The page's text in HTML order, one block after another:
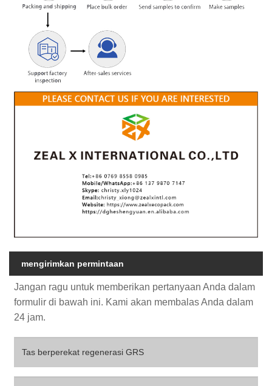
mengirimkan permintaan
Jangan ragu untuk memberikan pertanyaan Anda dalam
formulir di bawah ini. Kami akan membalas Anda dalam
24 jam.